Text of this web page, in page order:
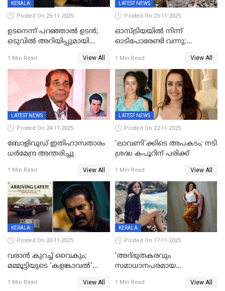
KERALA
Posted On 25-11-2025
ഉടനെന്ന് പറഞ്ഞാൽ ഉടൻ;
ഒടുവിൽ അറിയിപ്പുമായി
റിലീസ് തീയതി പുറത്ത്
1 Min Read View All
LATEST NEWS
Posted On 25-11-2025
ഓസ്ട്രിയയിൽ നിന്ന്
ഓടിപോരേണ്ടി വന്നു;
ശാരീരികമായും ഉപദ്രവിച്ചു;
ഭർത്താവിനെതിരെ 50 കോടി
രൂപ നഷ്ടപരിഹാരം
ആവശ്യപ്പെട്ട് മുൻ മിസ് ഇന്ത്യ
1 Min Read View All
LATEST NEWS
Posted On 24-11-2025
ബോളിവുഡ് ഇതിഹാസതാരം
ധർമേന്ദ്ര അന്തരിച്ചു
1 Min Read View All
LATEST NEWS
Posted On 22-11-2025
'ലാവണി'ക്കിടെ അപകടം; നടി
ശ്രദ്ധ കപൂറിന് പരിക്ക്
1 Min Read View All
KERALA
Posted On 20-11-2025
വരാൻ കുറച്ച് വൈകും;
മമ്മൂട്ടിയുടെ 'കളങ്കാവൽ'
1 Min Read View All
KERALA
Posted On 17-11-2025
'അദ്‌ഭുതകരവും
സമാധാനപരമായ
വിവാഹമോചിതയായെന്ന് മീര
1 Min Read View All